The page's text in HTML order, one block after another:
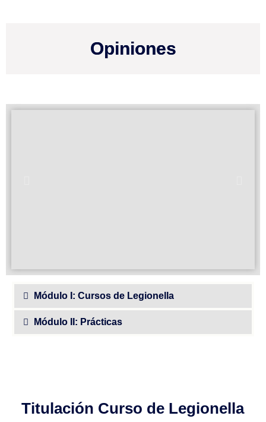
Opiniones
Módulo I: Cursos de Legionella
Módulo II: Prácticas
Titulación Curso de Legionella